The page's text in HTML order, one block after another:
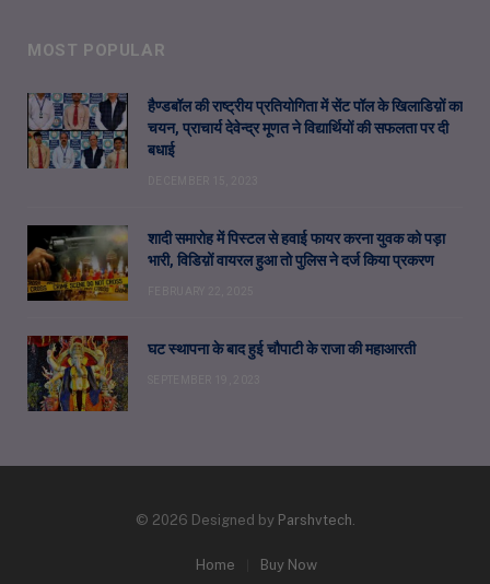
MOST POPULAR
हैण्डबॉल की राष्ट्रीय प्रतियोगिता में सेंट पॉल के खिलाडिय़ों का
चयन, प्राचार्य देवेन्द्र मूणत ने विद्यार्थियों की सफलता पर दी
बधाई
शादी समारोह में पिस्टल से हवाई फायर करना युवक को पड़ा
भारी, विडिय़ों वायरल हुआ तो पुलिस ने दर्ज किया प्रकरण
घट स्थापना के बाद हुई चौपाटी के राजा की महाआरती
© 2026 Designed by Parshvtech.
Home Buy Now